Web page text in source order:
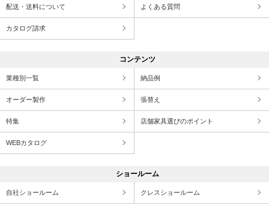
配送・送料について よくある質問
カタログ請求
コンテンツ
業種別一覧 納品例
オーダー製作 張替え
特集 店舗家具選びのポイント
WEBカタログ
ショールーム
自社ショールーム クレスショールーム